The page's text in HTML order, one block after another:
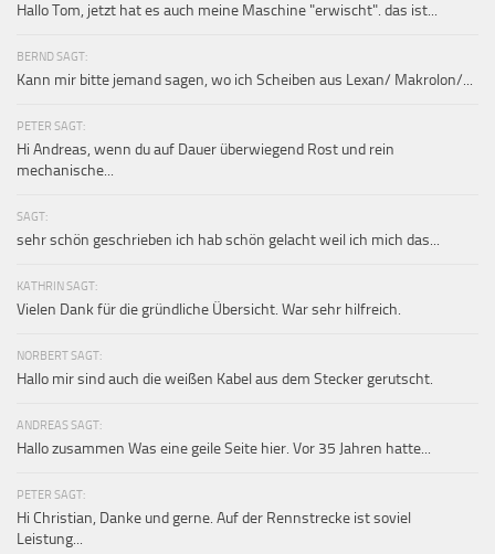
Hallo Tom, jetzt hat es auch meine Maschine "erwischt". das ist...
BERND SAGT:
Kann mir bitte jemand sagen, wo ich Scheiben aus Lexan/ Makrolon/...
PETER SAGT:
Hi Andreas, wenn du auf Dauer überwiegend Rost und rein
mechanische...
SAGT:
sehr schön geschrieben ich hab schön gelacht weil ich mich das...
KATHRIN SAGT:
Vielen Dank für die gründliche Übersicht. War sehr hilfreich.
NORBERT SAGT:
Hallo mir sind auch die weißen Kabel aus dem Stecker gerutscht.
ANDREAS SAGT:
Hallo zusammen Was eine geile Seite hier. Vor 35 Jahren hatte...
PETER SAGT:
Hi Christian, Danke und gerne. Auf der Rennstrecke ist soviel
Leistung...